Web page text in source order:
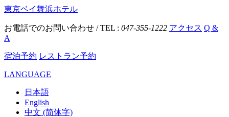
東京ベイ舞浜ホテル
お電話でのお問い合わせ / TEL : 047-355-1222 アクセス Q &
A
宿泊予約 レストラン予約
LANGUAGE
日本語
English
中文 (简体字)